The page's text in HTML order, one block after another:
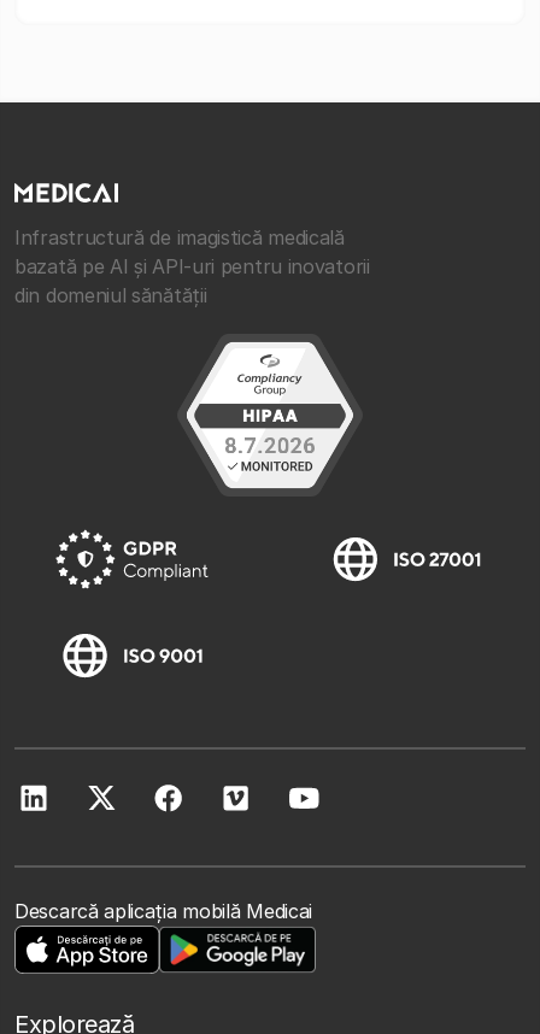
Infrastructură de imagistică medicală
bazată pe AI și API-uri pentru inovatorii
din domeniul sănătății
Descarcă aplicația mobilă Medicai
Explorează